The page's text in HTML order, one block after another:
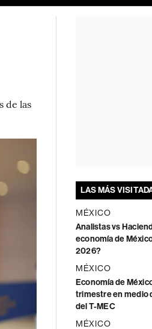
de las
LAS MÁS
MÉXICO
Analistas vs
economía de
2026?
MÉXICO
Economía de
trimestre en medio
del T-MEC
MÉXICO